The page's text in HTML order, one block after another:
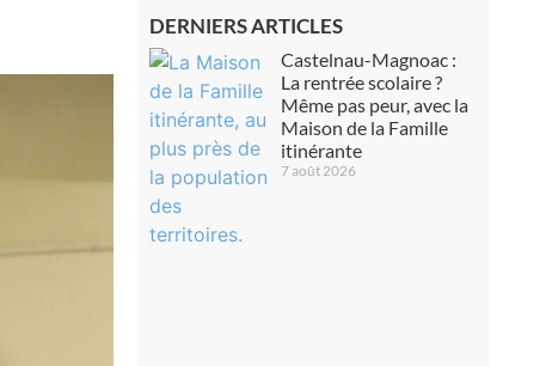
DERNIERS ARTICLES
Castelnau-Magnoac :
La rentrée scolaire ?
Même pas peur, avec la
Maison de la Famille
itinérante
7 août 2026